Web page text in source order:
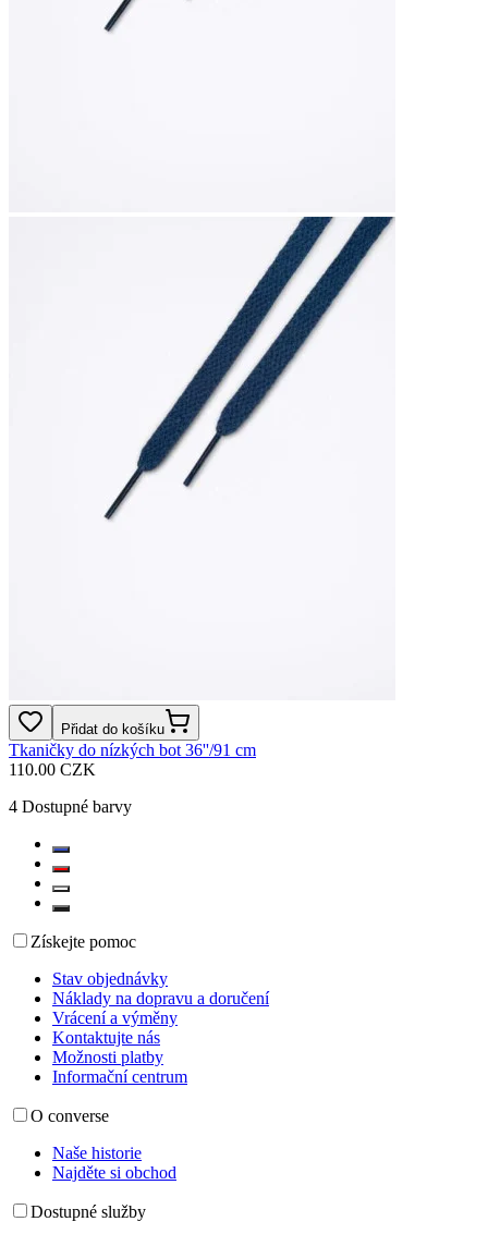
Přidat do košíku
Tkaničky do nízkých bot 36''/91 cm
110.00 CZK
4 Dostupné barvy
Získejte pomoc
Stav objednávky
Náklady na dopravu a doručení
Vrácení a výměny
Kontaktujte nás
Možnosti platby
Informační centrum
O converse
Naše historie
Najděte si obchod
Dostupné služby